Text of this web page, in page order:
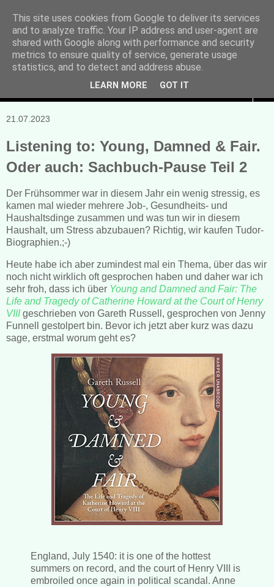
Manuela Sonntag
Bücher, Blogs & mehr
21.07.2023
Listening to: Young, Damned & Fair.
Oder auch: Sachbuch-Pause Teil 2
Der Frühsommer war in diesem Jahr ein wenig stressig, es
kamen mal wieder mehrere Job-, Gesundheits- und
Haushaltsdinge zusammen und was tun wir in diesem
Haushalt, um Stress abzubauen? Richtig, wir kaufen Tudor-
Biographien.;-)
Heute habe ich aber zumindest mal ein Thema, über das wir
noch nicht wirklich oft gesprochen haben und daher war ich
sehr froh, dass ich über Young and Damned and Fair: The
Life and Tragedy of Catherine Howard at the Court of Henry
VIIIgeschrieben von Gareth Russell, gesprochen von Jenny
Funnell gestolpert bin. Bevor ich jetzt aber kurz was dazu
sage, erstmal worum geht es?
England, July 1540: it is one of the hottest
summers on record, and the court of Henry VIII is
embroiled once again in political scandal. Anne
This site uses cookies from Google to deliver its services
and to analyze traffic. Your IP address and user-agent are
shared with Google along with performance and security
metrics to ensure quality of service, generate usage
statistics, and to detect and address abuse.
LEARN MORE GOT IT